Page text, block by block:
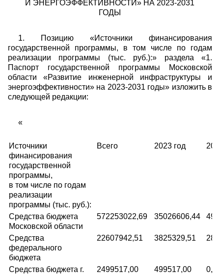
И ЭНЕРГОЭФФЕКТИВНОСТИ» НА 2023-2031
ГОДЫ
1. Позицию «Источники финансирования
государственной программы, в том числе по годам
реализации программы (тыс. руб.):» раздела «1.
Паспорт государственной программы Московской
области «Развитие инженерной инфраструктуры и
энергоэффективности» на 2023-2031 годы» изложить в
следующей редакции:
«
Источники
финансирования
государственной
программы,
в том числе по годам
реализации
программы (тыс. руб.):
Всего 2023 год
Средства бюджета
Московской области
572253022,69 35026606,44
Средства
федерального
бюджета
22607942,51 3825329,51
Средства бюджета г.
2499517,00 499517,00